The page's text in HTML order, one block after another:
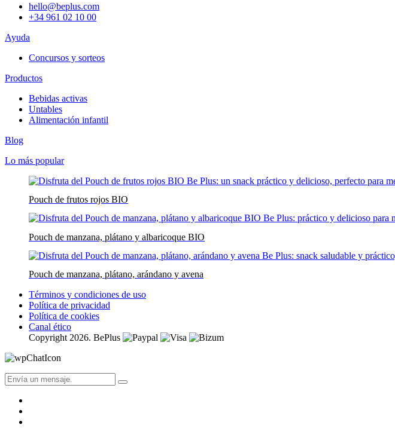
hello@beplus.com
+34 961 02 10 00
Ayuda
Concursos y sorteos
Productos
Bebidas activas
Untables
Alimentación infantil
Blog
Lo más popular
Pouch de frutos rojos BIO
Pouch de manzana, plátano y albaricoque BIO
Pouch de manzana, plátano, arándano y avena
Términos y condiciones de uso
Política de privacidad
Política de cookies
Canal ético
Copyright 2026. BePlus